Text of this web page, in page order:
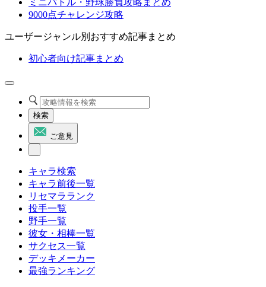
ミニバトル・野球勝負攻略まとめ
9000点チャレンジ攻略
ユーザージャンル別おすすめ記事まとめ
初心者向け記事まとめ
検索
ご意見
キャラ検索
キャラ前後一覧
リセマラランク
投手一覧
野手一覧
彼女・相棒一覧
サクセス一覧
デッキメーカー
最強ランキング